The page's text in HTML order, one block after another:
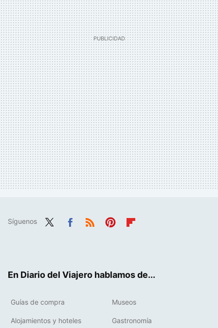
Síguenos
En Diario del Viajero hablamos de...
Guías de compra Museos
Alojamientos y hoteles Gastronomía